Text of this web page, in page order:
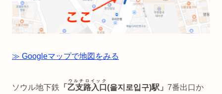
≫ Googleマップで地図をみる
ソウル地下鉄 「 乙支路入口
ウルチロイック
(을지로입구)駅」 7番出口か